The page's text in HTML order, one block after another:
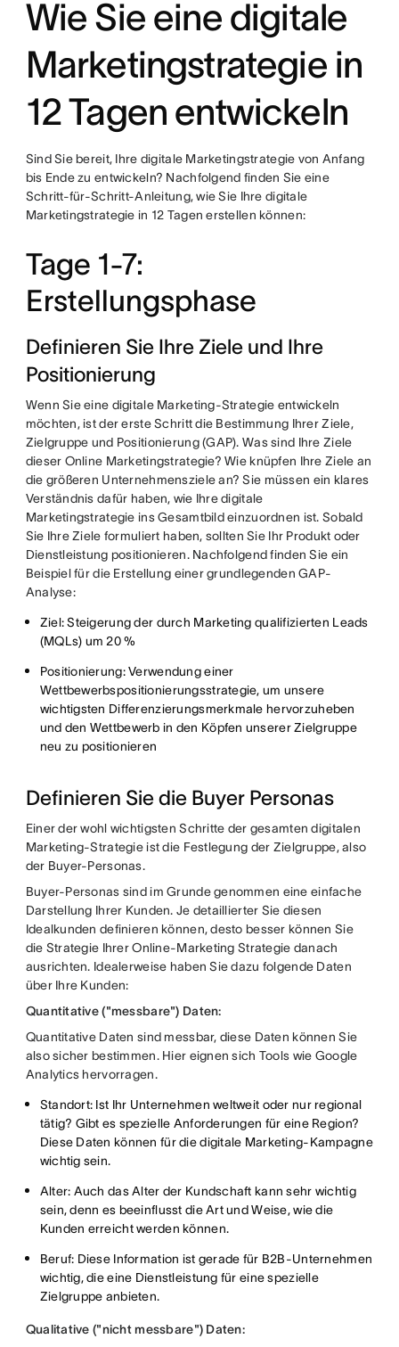
Wie Sie eine digitale
Marketingstrategie in
12 Tagen entwickeln
Sind Sie bereit, Ihre digitale Marketingstrategie von Anfang
bis Ende zu entwickeln? Nachfolgend finden Sie eine
Schritt-für-Schritt-Anleitung, wie Sie Ihre digitale
Marketingstrategie in 12 Tagen erstellen können:
Tage 1-7:
Erstellungsphase
Definieren Sie Ihre Ziele und Ihre
Positionierung
Wenn Sie eine digitale Marketing-Strategie entwickeln
möchten, ist der erste Schritt die Bestimmung Ihrer Ziele,
Zielgruppe und Positionierung (GAP). Was sind Ihre Ziele
dieser Online Marketingstrategie? Wie knüpfen Ihre Ziele an
die größeren Unternehmensziele an? Sie müssen ein klares
Verständnis dafür haben, wie Ihre digitale
Marketingstrategie ins Gesamtbild einzuordnen ist. Sobald
Sie Ihre Ziele formuliert haben, sollten Sie Ihr Produkt oder
Dienstleistung positionieren. Nachfolgend finden Sie ein
Beispiel für die Erstellung einer grundlegenden GAP-
Analyse:
Ziel: Steigerung der durch Marketing qualifizierten Leads
(MQLs) um 20 %
Positionierung: Verwendung einer
Wettbewerbspositionierungsstrategie, um unsere
wichtigsten Differenzierungsmerkmale hervorzuheben
und den Wettbewerb in den Köpfen unserer Zielgruppe
neu zu positionieren
Definieren Sie die Buyer Personas
Einer der wohl wichtigsten Schritte der gesamten digitalen
Marketing-Strategie ist die Festlegung der Zielgruppe, also
der Buyer-Personas.
Buyer-Personas sind im Grunde genommen eine einfache
Darstellung Ihrer Kunden. Je detaillierter Sie diesen
Idealkunden definieren können, desto besser können Sie
die Strategie Ihrer Online-Marketing Strategie danach
ausrichten. Idealerweise haben Sie dazu folgende Daten
über Ihre Kunden:
Quantitative ("messbare") Daten:
Quantitative Daten sind messbar, diese Daten können Sie
also sicher bestimmen. Hier eignen sich Tools wie Google
Analytics hervorragen.
Standort: Ist Ihr Unternehmen weltweit oder nur regional
tätig? Gibt es spezielle Anforderungen für eine Region?
Diese Daten können für die digitale Marketing-Kampagne
wichtig sein.
Alter: Auch das Alter der Kundschaft kann sehr wichtig
sein, denn es beeinflusst die Art und Weise, wie die
Kunden erreicht werden können.
Beruf: Diese Information ist gerade für B2B-Unternehmen
wichtig, die eine Dienstleistung für eine spezielle
Zielgruppe anbieten.
Qualitative ("nicht messbare") Daten: